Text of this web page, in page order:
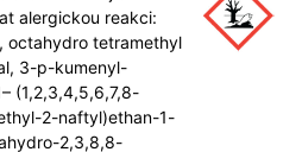
alergickou reakci:
octahydro tetramethyl
3-p-kumenyl-
(1,2,3,4,5,6,7,8-
2-naftyl)ethan-1-
2,3,8,8-